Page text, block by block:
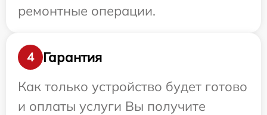
ремонтные операции.
4
Гарантия
Как только устройство будет готово
и оплаты услуги Вы получите